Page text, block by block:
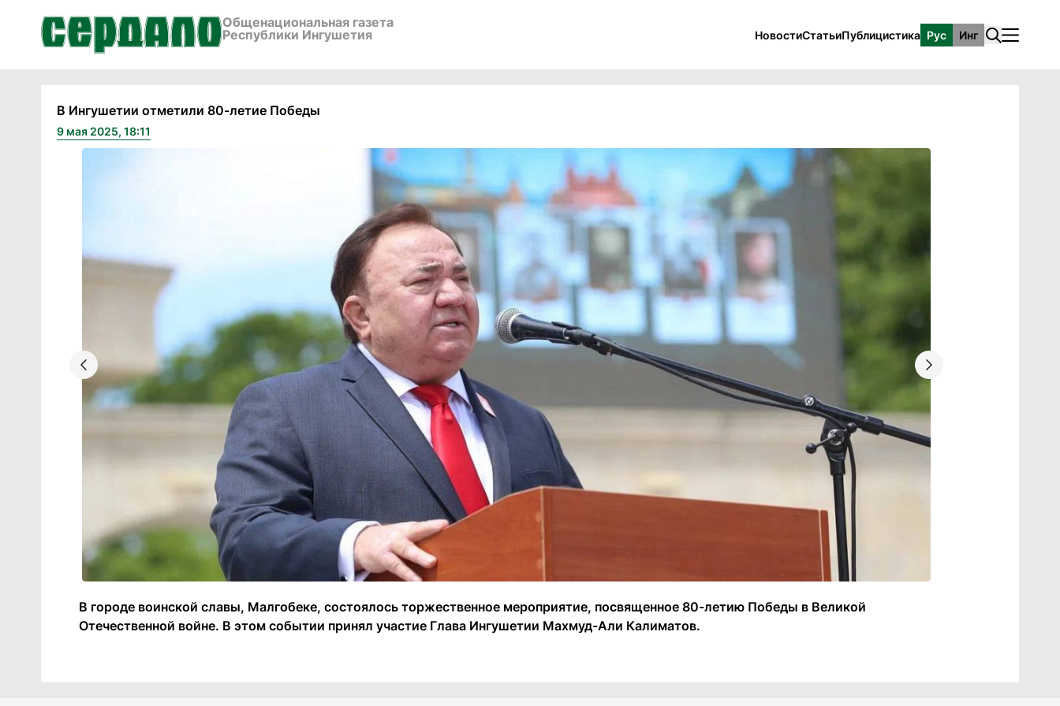
Общенациональная газета
Республики Ингушетия
НовостиСтатьиПублицистика Рус Инг
В Ингушетии отметили 80-летие Победы
9 мая 2025, 18:11
В городе воинской славы, Малгобеке, состоялось торжественное мероприятие, посвященное 80-летию Победы в Великой
Отечественной войне. В этом событии принял участие Глава Ингушетии Махмуд-Али Калиматов.